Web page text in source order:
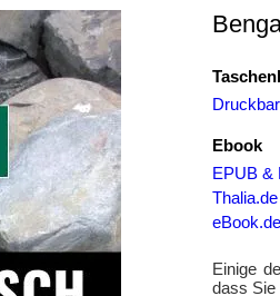
Ebook
EPUB &
Thalia.de
eBook.de
Einige
dass Sie